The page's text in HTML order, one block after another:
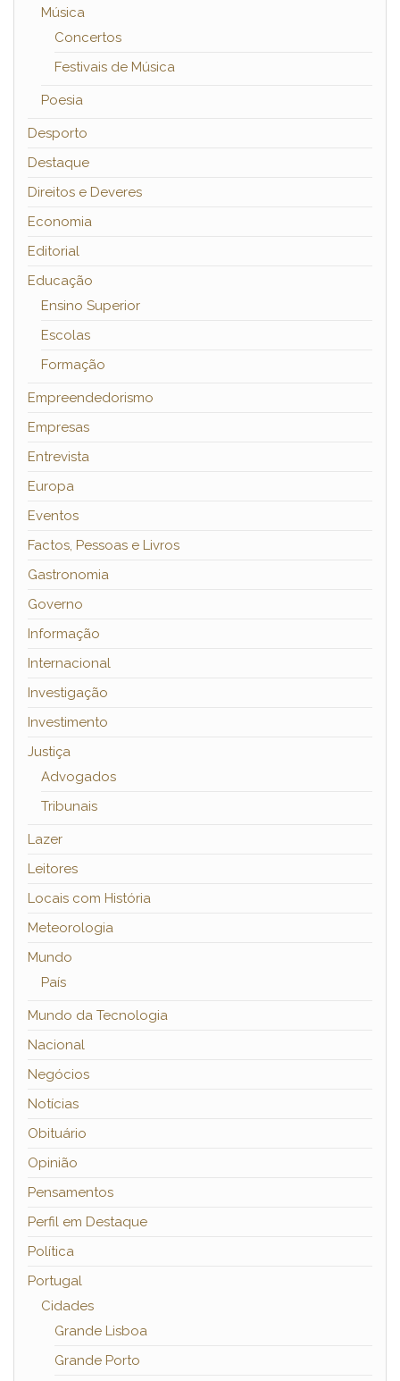
Música
Concertos
Festivais de Música
Poesia
Desporto
Destaque
Direitos e Deveres
Economia
Editorial
Educação
Ensino Superior
Escolas
Formação
Empreendedorismo
Empresas
Entrevista
Europa
Eventos
Factos, Pessoas e Livros
Gastronomia
Governo
Informação
Internacional
Investigação
Investimento
Justiça
Advogados
Tribunais
Lazer
Leitores
Locais com História
Meteorologia
Mundo
País
Mundo da Tecnologia
Nacional
Negócios
Notícias
Obituário
Opinião
Pensamentos
Perfil em Destaque
Política
Portugal
Cidades
Grande Lisboa
Grande Porto